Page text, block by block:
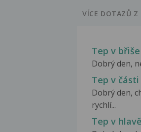
VÍCE DOTAZŮ Z
Tep v břiše
Dobrý den,
Tep v
Dobrý den,
rychlí...
Tep v hlavě